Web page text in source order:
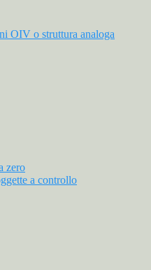
OIV o struttura analoga
zero
a controllo